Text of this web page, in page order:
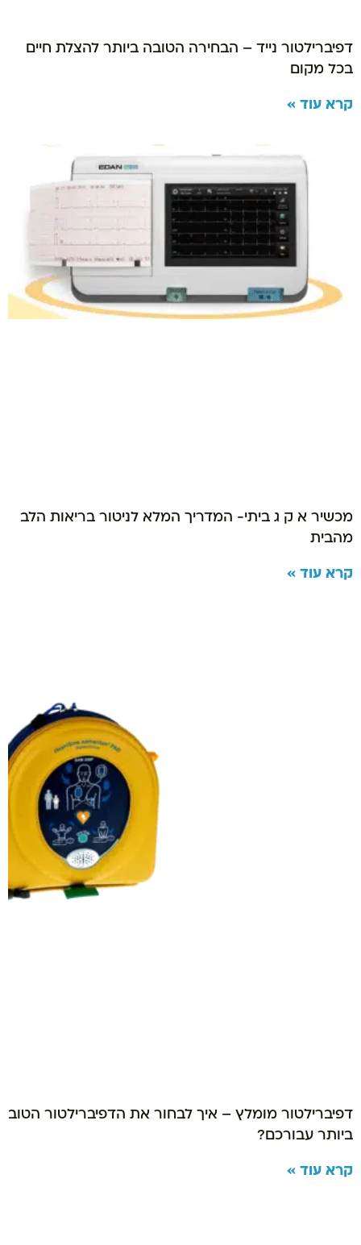
דפיברילטור נייד – הבחירה הטובה ביותר להצלת חיים
בכל מקום
קרא עוד »
מכשיר א ק ג ביתי- המדריך המלא לניטור בריאות הלב
מהבית
קרא עוד »
דפיברילטור מומלץ – איך לבחור את הדפיברילטור הטוב
ביותר עבורכם?
קרא עוד »